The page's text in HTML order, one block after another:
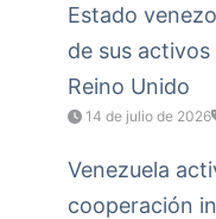
Estado
de sus
Reino Unido
14 de julio de 2026
Venezuela
cooperación